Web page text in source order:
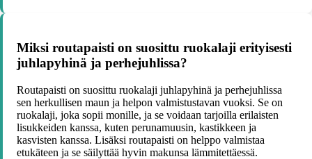
Miksi routapaisti on suosittu ruokalaji erityisesti
juhlapyhinä ja perhejuhlissa?
Routapaisti on suosittu ruokalaji juhlapyhinä ja perhejuhlissa
sen herkullisen maun ja helpon valmistustavan vuoksi. Se on
ruokalaji, joka sopii monille, ja se voidaan tarjoilla erilaisten
lisukkeiden kanssa, kuten perunamuusin, kastikkeen ja
kasvisten kanssa. Lisäksi routapaisti on helppo valmistaa
etukäteen ja se säilyttää hyvin makunsa lämmitettäessä.